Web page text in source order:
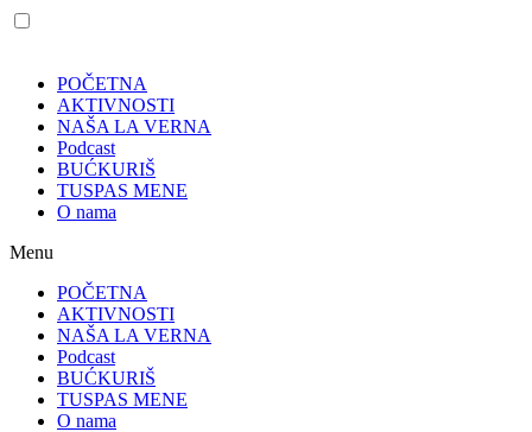
POČETNA
AKTIVNOSTI
NAŠA LA VERNA
Podcast
BUĆKURIŠ
TUSPAS MENE
O nama
Menu
POČETNA
AKTIVNOSTI
NAŠA LA VERNA
Podcast
BUĆKURIŠ
TUSPAS MENE
O nama